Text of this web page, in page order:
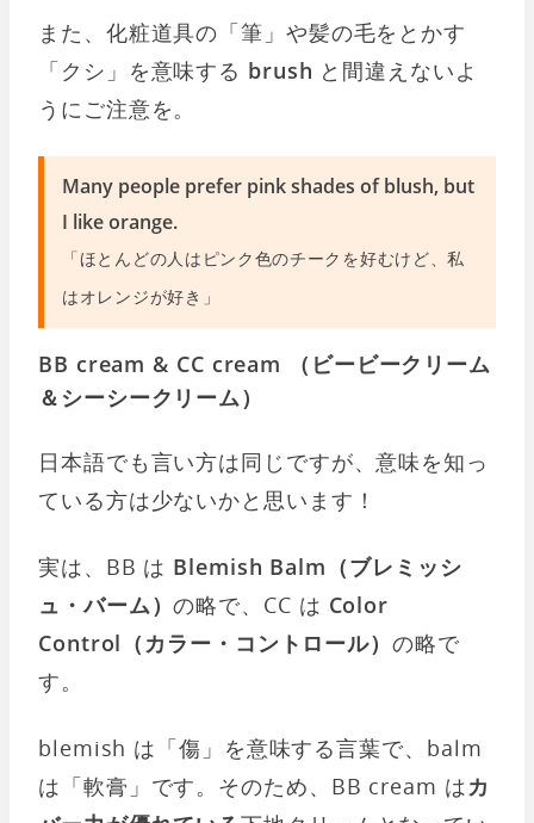
また、化粧道具の「筆」や髪の毛をとかす
「クシ」を意味する brush と間違えないよ
うにご注意を。
Many people prefer pink shades of blush, but
I like orange.
「ほとんどの人はピンク色のチークを好むけど、私
はオレンジが好き」
BB cream & CC cream （ビービークリーム
＆シーシークリーム）
日本語でも言い方は同じですが、意味を知っ
ている方は少ないかと思います！
実は、BB は Blemish Balm（ブレミッシ
ュ・バーム）の略で、CC は Color
Control（カラー・コントロール）の略で
す。
blemish は「傷」を意味する言葉で、balm
は「軟膏」です。そのため、BB cream はカ